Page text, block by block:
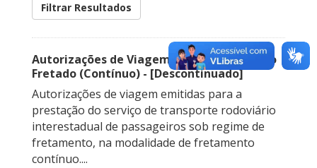
Filtrar Resultados
Autorizações de Viagem Nacional – Serviço
Fretado (Contínuo) - [Descontinuado]
Autorizações de viagem emitidas para a
prestação do serviço de transporte rodoviário
interestadual de passageiros sob regime de
fretamento, na modalidade de fretamento
contínuo....